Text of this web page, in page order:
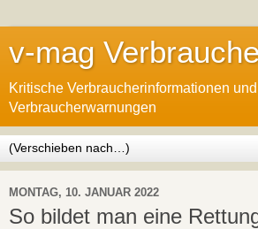
v-mag
Kritische Verbraucherinformationen und
Verbraucherwarnungen
MONTAG, 10. JANUAR 2022
So bildet man eine